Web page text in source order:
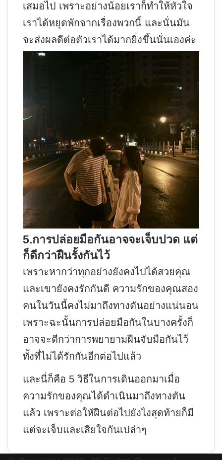
เสมอไป เพราะอย่างน้อยเราก็ทำให้หัวใจ
เราได้หยุดพักจากเรื่องพวกนี้ และนั่นมัน
จะส่งผลดีต่อตัวเราได้มากยิ่งขึ้นนั่นเองค่ะ
5.การปล่อยมือกันอาจจะเจ็บปวด แต่
ก็ดีกว่าฝืนรั้งกันไว้
เพราะหากว่าทุกอย่างยังคงไปได้สวยคุณ
และเขายังคงรักกันดี ความรักของคุณสอง
คนในวันนี้คงไม่มาถึงทางตันอย่างแน่นอน
เพราะฉะนั้นการปล่อยมือกันในบางครั้งก็
อาจจะดีกว่าการพยายามฝืนจับมือกันไว้
ทั้งที่ไม่ได้รักกันอีกต่อไปแล้ว
และนี่ก็คือ 5 วิธีในการเดินออกมาเมื่อ
ความรักของคุณได้ดำเนินมาถึงทางตัน
แล้ว เพราะต่อให้ฝืนต่อไปยังไงสุดท้ายก็มี
แต่จะเจ็บและเสียใจกันเปล่าๆ